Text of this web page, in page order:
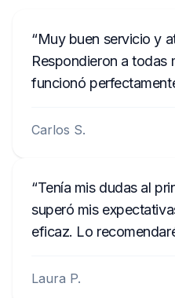
Muy buen servicio y
Respondieron a todas
funcionó
Carlos S.
Tenía mis dudas al
superó mis
eficaz. Lo
Laura P.